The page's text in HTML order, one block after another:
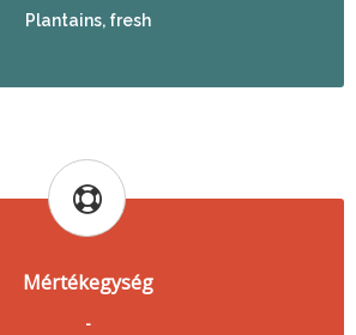
Plantains, fresh
Mértékegység
-